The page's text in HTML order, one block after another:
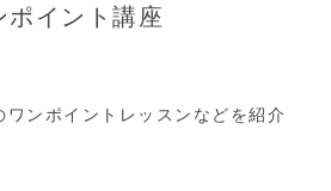
ポイント講座
ワンポイントレッスンなどを紹介